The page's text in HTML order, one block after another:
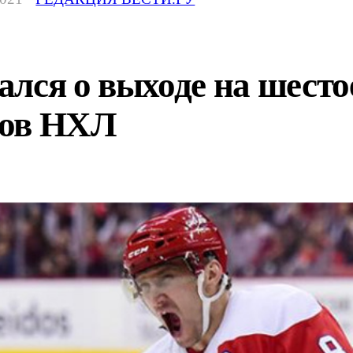
о выходе на
НХЛ